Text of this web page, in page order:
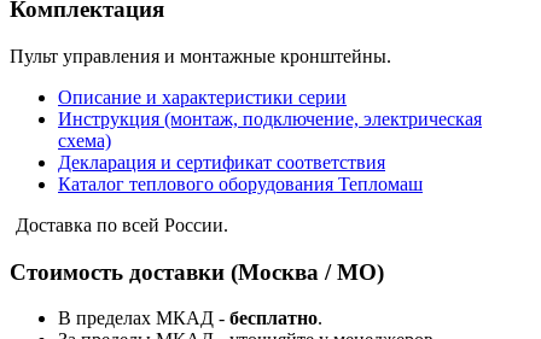
Комплектация
Пульт управления и монтажные кронштейны.
Описание и характеристики серии
Инструкция (монтаж, подключение, электрическая
схема)
Декларация и сертификат соответствия
Каталог теплового оборудования Тепломаш
Доставка по всей России.
Стоимость доставки (Москва / МО)
В пределах МКАД - бесплатно.